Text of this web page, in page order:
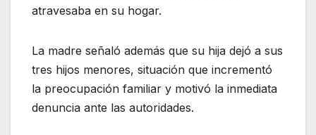
atravesaba en su hogar.
La madre señaló además que su hija dejó a sus
tres hijos menores, situación que incrementó
la preocupación familiar y motivó la inmediata
denuncia ante las autoridades.